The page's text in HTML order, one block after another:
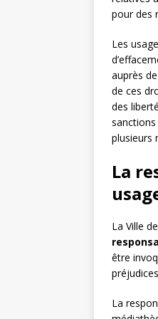
pour des
Les
auprès
de ces
des
plusieurs
La
La Ville
être
La